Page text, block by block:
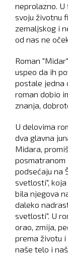
neprolazno.
svoju životnu
zemaljskog i
od nas ne
Roman
uspeo da ih
postale jedna
roman dobio
znanja,
U delovima
dva glavna
Midara,
posmatranom
podsećaju na
svetlosti",
bila njegova
daleko
svetlosti". U
orao, zmija,
prema životu
naše telo i